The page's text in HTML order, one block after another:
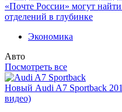
«Почте России» могут
отделений в глубинке
Экономика
Авто
Посмотреть все
Новый Audi A7 Sportback
видео)